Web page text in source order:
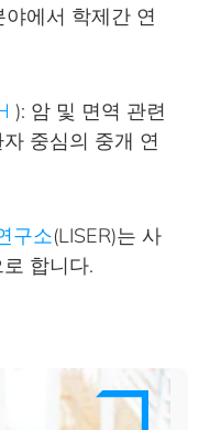
야에서 학제간 연
): 암 및 면역 관련
자 중심의 중개 연
구소(LISER)는 사
합니다.